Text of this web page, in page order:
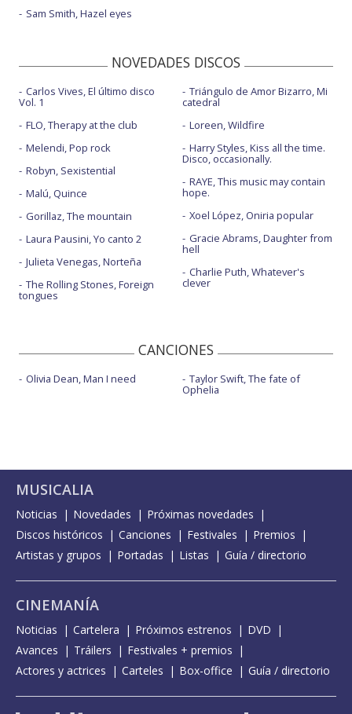
Sam Smith, Hazel eyes
NOVEDADES DISCOS
Carlos Vives, El último disco
Vol. 1
FLO, Therapy at the club
Melendi, Pop rock
Robyn, Sexistential
Malú, Quince
Gorillaz, The mountain
Laura Pausini, Yo canto 2
Julieta Venegas, Norteña
The Rolling Stones, Foreign
tongues
Triángulo de Amor Bizarro, Mi
catedral
Loreen, Wildfire
Harry Styles, Kiss all the time.
Disco, occasionally.
RAYE, This music may contain
hope.
Xoel López, Oniria popular
Gracie Abrams, Daughter from
hell
Charlie Puth, Whatever's
clever
CANCIONES
Olivia Dean, Man I need Taylor Swift, The fate of
Ophelia
MUSICALIA
Noticias Novedades
Próximas novedades
Discos históricos
Canciones Festivales
Premios
Artistas y grupos
Portadas Listas Guía / directorio
CINEMANÍA
Noticias Cartelera Próximos estrenos
DVD
Avances
Tráilers
Festivales + premios
Actores y actrices
Carteles Box-office Guía / directorio